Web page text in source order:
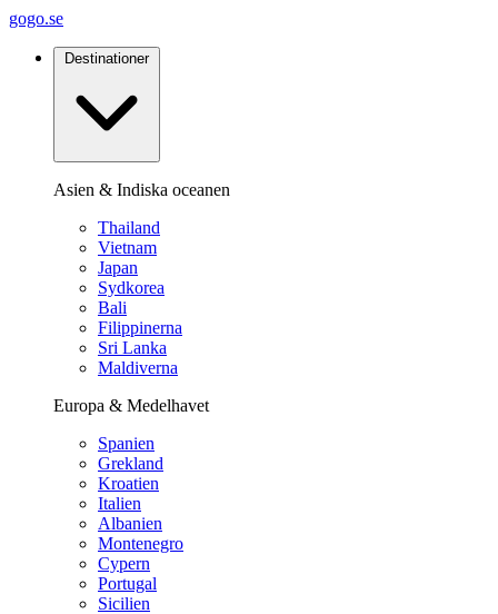
gogo.se
Destinationer
Asien & Indiska oceanen
Thailand
Vietnam
Japan
Sydkorea
Bali
Filippinerna
Sri Lanka
Maldiverna
Europa & Medelhavet
Spanien
Grekland
Kroatien
Italien
Albanien
Montenegro
Cypern
Portugal
Sicilien